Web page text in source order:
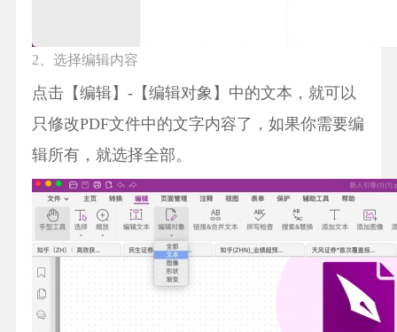
2、选择编辑内容
点击【编辑】-【编辑对象】中的文本，就可以
只修改PDF文件中的文字内容了，如果你需要编
辑所有，就选择全部。